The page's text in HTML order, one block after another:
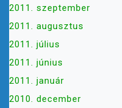
2011. szeptember
2011. augusztus
2011. július
2011. június
2011. január
2010. december